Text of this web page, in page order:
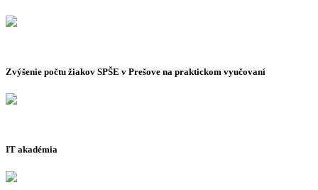
Zvýšenie počtu žiakov SPŠE v Prešove na praktickom vyučovaní
IT akadémia